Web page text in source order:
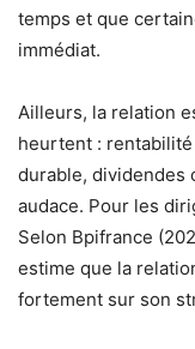
temps et que
immédiat.
Ailleurs, la relation
heurtent :
durable, dividendes
audace. Pour les
Selon Bpifrance
estime que la
fortement sur son